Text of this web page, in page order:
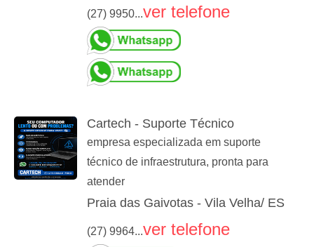
(27) 9950...ver telefone
Cartech - Suporte Técnico
empresa especializada em suporte
técnico de infraestrutura, pronta para
atender
Praia das Gaivotas - Vila Velha/ ES
(27) 9964...ver telefone